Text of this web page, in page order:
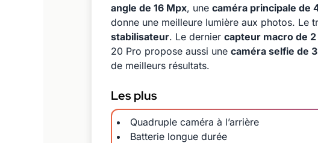
angle de 16 Mpx, une caméra principale de
donne une meilleure lumière aux photos. Le
stabilisateur. Le dernier capteur macro de
20 Pro propose aussi une caméra selfie de
de meilleurs résultats.
Les plus
Quadruple caméra à l’arrière
Batterie longue durée